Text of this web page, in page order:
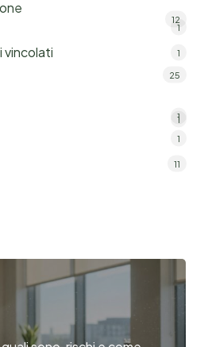
12
1
vincolati 1
25
11
1
11